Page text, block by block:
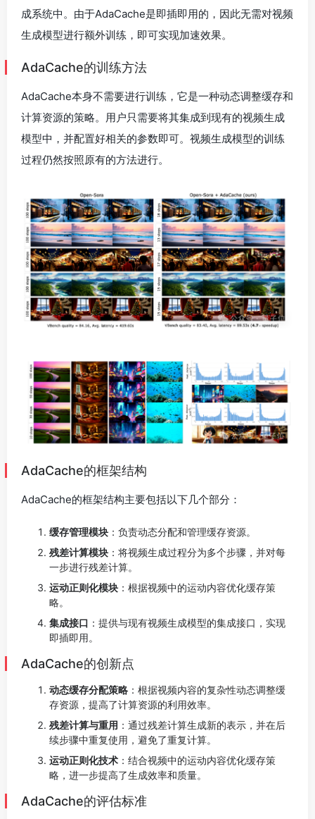
成系统中。由于AdaCache是即插即用的，因此无需对视频
生成模型进行额外训练，即可实现加速效果。
AdaCache的训练方法
AdaCache本身不需要进行训练，它是一种动态调整缓存和
计算资源的策略。用户只需要将其集成到现有的视频生成
模型中，并配置好相关的参数即可。视频生成模型的训练
过程仍然按照原有的方法进行。
AdaCache的框架结构
AdaCache的框架结构主要包括以下几个部分：
缓存管理模块 ：负责动态分配和管理缓存资源。
残差计算模块 ：将视频生成过程分为多个步骤，并对每
一步进行残差计算。
运动正则化模块 ：根据视频中的运动内容优化缓存策
略。
集成接口 ：提供与现有视频生成模型的集成接口，实现
即插即用。
AdaCache的创新点
动态缓存分配策略 ：根据视频内容的复杂性动态调整缓
存资源，提高了计算资源的利用效率。
残差计算与重用 ：通过残差计算生成新的表示，并在后
续步骤中重复使用，避免了重复计算。
运动正则化技术 ：结合视频中的运动内容优化缓存策
略，进一步提高了生成效率和质量。
AdaCache的评估标准